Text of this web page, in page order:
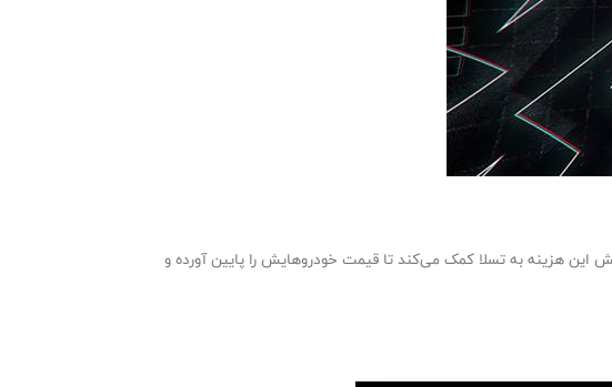
هزینه به تسلا کمک می‌کند تا قیمت خودروهایش را پایین آورده و